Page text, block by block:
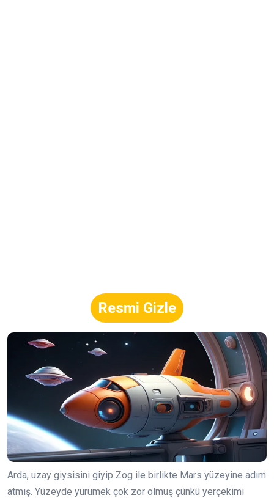
Resmi Gizle
Arda, uzay giysisini giyip Zog ile birlikte Mars yüzeyine adım
atmış. Yüzeyde yürümek çok zor olmuş çünkü yerçekimi